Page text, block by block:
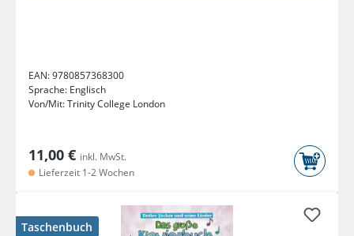
EAN:9780857368300
Sprache: Englisch
Von/Mit:Trinity College London
11,00 € inkl. MwSt.
Lieferzeit 1-2 Wochen
Taschenbuch